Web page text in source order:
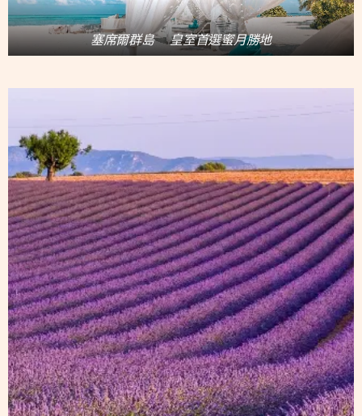
塞席爾群島❤️皇室首選蜜月勝地